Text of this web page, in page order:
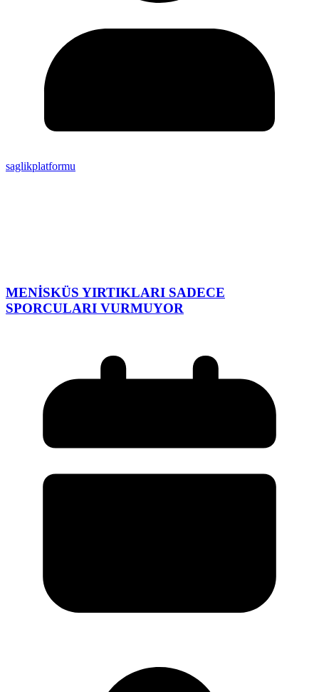
saglikplatformu
MENİSKÜS YIRTIKLARI SADECE
SPORCULARI VURMUYOR